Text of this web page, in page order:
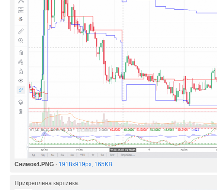
Снимок4.PNG · 1918x919px, 165KB
Прикреплена картинка: